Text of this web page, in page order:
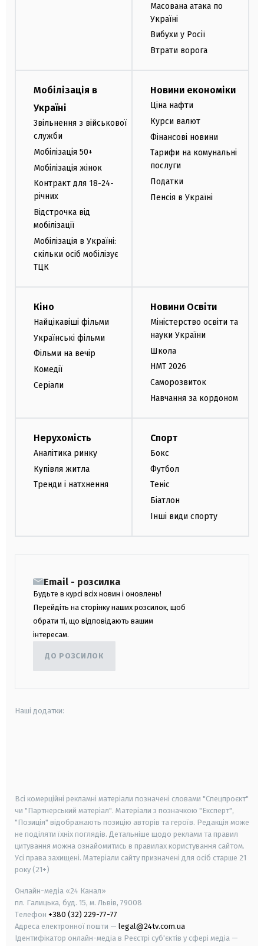
Масована атака по
Україні
Вибухи у Росії
Втрати ворога
Мобілізація в
Україні
Звільнення з військової
служби
Мобілізація 50+
Мобілізація жінок
Контракт для 18-24-
річних
Відстрочка від
мобілізації
Мобілізація в Україні:
скільки осіб мобілізує
ТЦК
Новини економіки
Ціна нафти
Курси валют
Фінансові новини
Тарифи на комунальні
послуги
Податки
Пенсія в Україні
Кіно
Найцікавіші фільми
Українські фільми
Фільми на вечір
Комедії
Серіали
Новини Освіти
Міністерство освіти та
науки України
Школа
НМТ 2026
Саморозвиток
Навчання за кордоном
Нерухомість
Аналітика ринку
Купівля житла
Тренди і натхнення
Спорт
Бокс
Футбол
Теніс
Біатлон
Інші види спорту
Email - розсилка
Будьте в курсі всіх новин і оновлень!
Перейдіть на сторінку наших розсилок, щоб
обрати ті, що відповідають вашим
інтересам.
ДО РОЗСИЛОК
Наші додатки:
Всі комерційні рекламні матеріали позначені словами "Спецпроєкт"
чи "Партнерський матеріал". Матеріали з позначкою "Експерт",
"Позиція" відображають позицію авторів та героїв. Редакція може
не поділяти їхніх поглядів. Детальніше щодо реклами та правил
цитування можна ознайомитись в правилах користування сайтом.
Усі права захищені. Матеріали сайту призначені для осіб старше 21
року (21+)
Онлайн-медіа «24 Канал»
пл. Галицька, буд. 15, м. Львів, 79008
Телефон +380 (32) 229-77-77
Адреса електронної пошти — legal@24tv.com.ua
Ідентифікатор онлайн-медіа в Реєстрі суб'єктів у сфері медіа —